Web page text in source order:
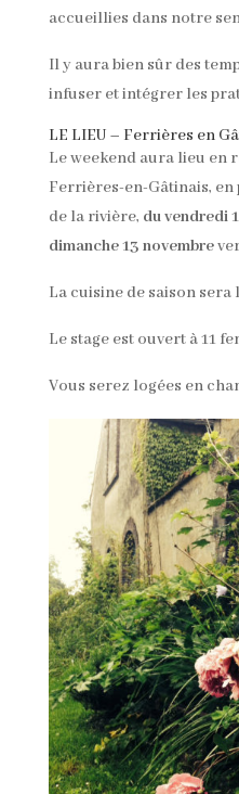
accueillies dans notre
Il y aura bien sûr des
infuser et intégrer les
LE LIEU – Ferrières en
Le weekend aura lieu en
Ferrières-en-Gâtinais,
de la rivière, du vendredi
dimanche 13 novembre
La cuisine de saison
Le stage est ouvert à 11
Vous serez logées en